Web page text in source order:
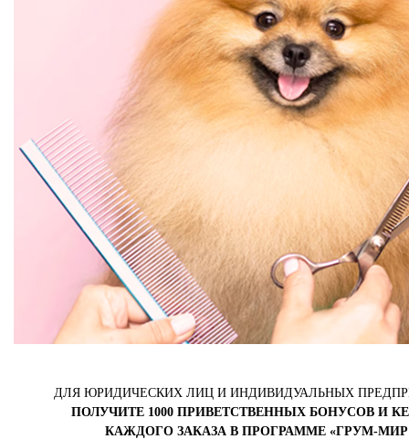
В корзину
Купить сейчас
Смотрите также
ДЛЯ ЮРИДИЧЕСКИХ ЛИЦ И ИНДИВИДУАЛЬНЫХ
ПОЛУЧИТЕ 1000 ПРИВЕТСТВЕННЫХ БОНУСОВ И
КАЖДОГО ЗАКАЗА В ПРОГРАММЕ «ГРУМ-МИР